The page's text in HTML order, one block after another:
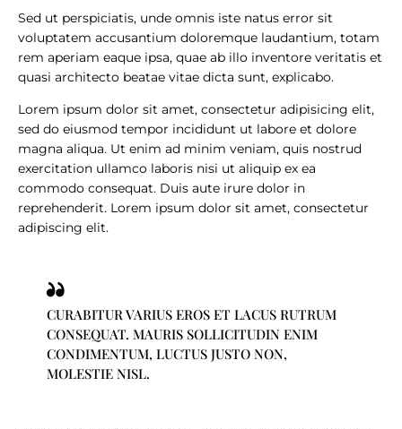
Sed ut perspiciatis, unde omnis iste natus error sit
voluptatem accusantium doloremque laudantium, totam
rem aperiam eaque ipsa, quae ab illo inventore veritatis et
quasi architecto beatae vitae dicta sunt, explicabo.
Lorem ipsum dolor sit amet, consectetur adipisicing elit,
sed do eiusmod tempor incididunt ut labore et dolore
magna aliqua. Ut enim ad minim veniam, quis nostrud
exercitation ullamco laboris nisi ut aliquip ex ea
commodo consequat. Duis aute irure dolor in
reprehenderit. Lorem ipsum dolor sit amet, consectetur
adipiscing elit.
CURABITUR VARIUS EROS ET LACUS RUTRUM
CONSEQUAT. MAURIS SOLLICITUDIN ENIM
CONDIMENTUM, LUCTUS JUSTO NON,
MOLESTIE NISL.